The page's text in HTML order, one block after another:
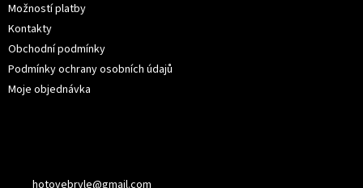
Možností platby
Kontakty
Obchodní podmínky
Podmínky ochrany osobních údajů
Moje objednávka